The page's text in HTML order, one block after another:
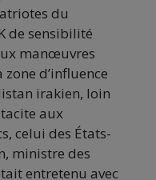
du
de sensibilité
manœuvres
d’influence
irakien, loin
aux
celui des États-
ministre des
entretenu avec